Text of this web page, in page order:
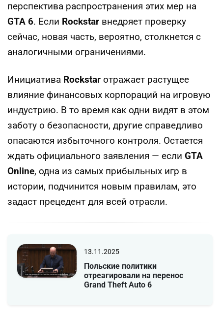
перспектива распространения этих мер на
GTA 6. Если Rockstar внедряет проверку
сейчас, новая часть, вероятно, столкнется с
аналогичными ограничениями.
Инициатива Rockstar отражает растущее
влияние финансовых корпораций на игровую
индустрию. В то время как одни видят в этом
заботу о безопасности, другие справедливо
опасаются избыточного контроля. Остается
ждать официального заявления — если GTA
Online, одна из самых прибыльных игр в
истории, подчинится новым правилам, это
задаст прецедент для всей отрасли.
13.11.2025
Польские политики
отреагировали на перенос
Grand Theft Auto 6